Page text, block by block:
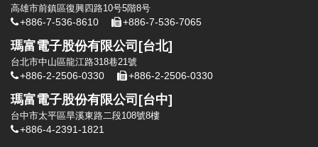
高雄市前鎮區復興四路10号5階8号
+886-7-536-8610 +886-7-536-7065
瑪富電子股份有限公司[台北]
台北市中山區龍江路318巷21號
+886-2-2506-0330 +886-2-2506-0330
瑪富電子股份有限公司[台中]
台中市太平區旱溪東路二段108號8樓
+886-4-2391-1821